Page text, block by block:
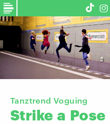
Tanztrend Voguing
Strike a Pose